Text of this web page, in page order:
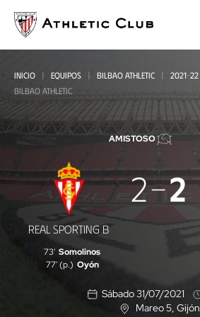
contenido
principal
INICIO EQUIPOS BILBAO ATHLETIC 2021-22
BILBAO ATHLETIC
AMISTOSO
Real
Sporting
B
Bilbao
REAL SPORTING B
2 2
73' Somolinos
77' (p.) Oyón
Sábado 31/07/2021
U
Mareo 5, Gijón